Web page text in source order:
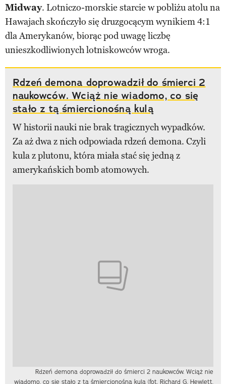
Midway. Lotniczo-morskie starcie w pobliżu atolu na
Hawajach skończyło się druzgocącym wynikiem 4:1
dla Amerykanów, biorąc pod uwagę liczbę
unieszkodliwionych lotniskowców wroga.
Rdzeń demona doprowadził do śmierci 2
naukowców. Wciąż nie wiadomo, co się
stało z tą śmiercionośną kulą
W historii nauki nie brak tragicznych wypadków.
Za aż dwa z nich odpowiada rdzeń demona. Czyli
kula z plutonu, która miała stać się jedną z
amerykańskich bomb atomowych.
Rdzeń demona doprowadził do śmierci 2 naukowców. Wciąż nie
wiadomo, co się stało z tą śmiercionośną kulą (fot. Richard G. Hewlett,